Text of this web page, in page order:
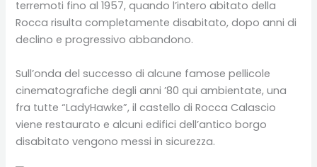
terremoti fino al 1957, quando l’intero abitato della
Rocca risulta completamente disabitato, dopo anni di
declino e progressivo abbandono.
Sull’onda del successo di alcune famose pellicole
cinematografiche degli anni ’80 qui ambientate, una
fra tutte “LadyHawke”, il castello di Rocca Calascio
viene restaurato e alcuni edifici dell’antico borgo
disabitato vengono messi in sicurezza.